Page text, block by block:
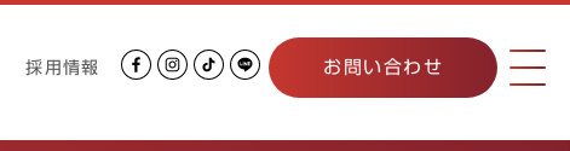
お問い合わせ
採用情報